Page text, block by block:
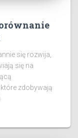
się rozwija,
się na
zdobywają